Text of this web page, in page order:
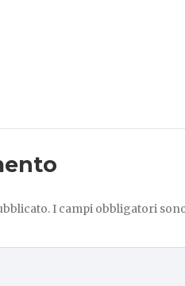
I campi obbligatori